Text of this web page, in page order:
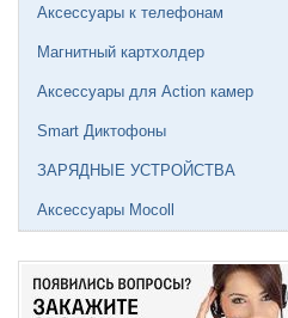
Аксессуары к телефонам
Магнитный картхолдер
Аксессуары для Action камер
Smart Диктофоны
ЗАРЯДНЫЕ УСТРОЙСТВА
Аксессуары Mocoll